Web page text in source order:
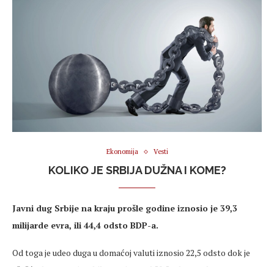
Ekonomija Vesti
KOLIKO JE SRBIJA DUŽNA I KOME?
Javni dug Srbije na kraju prošle godine iznosio je 39,3
milijarde evra, ili 44,4 odsto BDP-a.
Od toga je udeo duga u domaćoj valuti iznosio 22,5 odsto dok je